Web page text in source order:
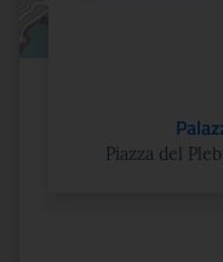
Piazza del